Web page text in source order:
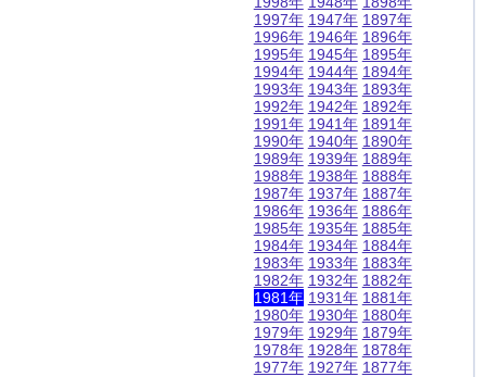
1997年
1996年
1995年
1994年
1993年
1992年
1991年
1990年
1989年
1988年
1987年
1986年
1985年
1984年
1983年
1982年
1981年
1980年
1979年
1978年
1977年
1947年
1946年
1945年
1944年
1943年
1942年
1941年
1940年
1939年
1938年
1937年
1936年
1935年
1934年
1933年
1932年
1931年
1930年
1929年
1928年
1927年
1897年
1896年
1895年
1894年
1893年
1892年
1891年
1890年
1889年
1888年
1887年
1886年
1885年
1884年
1883年
1882年
1881年
1880年
1879年
1878年
1877年